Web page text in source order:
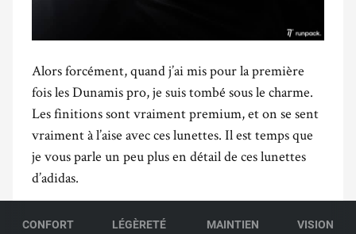
Alors forcément, quand j’ai mis pour la première
fois les Dunamis pro, je suis tombé sous le charme.
Les finitions sont vraiment premium, et on se sent
vraiment à l’aise avec ces lunettes. Il est temps que
je vous parle un peu plus en détail de ces lunettes
d’adidas.
CONFORT LÉGÈRETÉ MAINTIEN VISION